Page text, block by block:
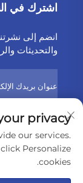
اشترك في
انضم إلى
والتحديثات
المحدودةسياسة
privacy
our services.
Personalize
cookies.